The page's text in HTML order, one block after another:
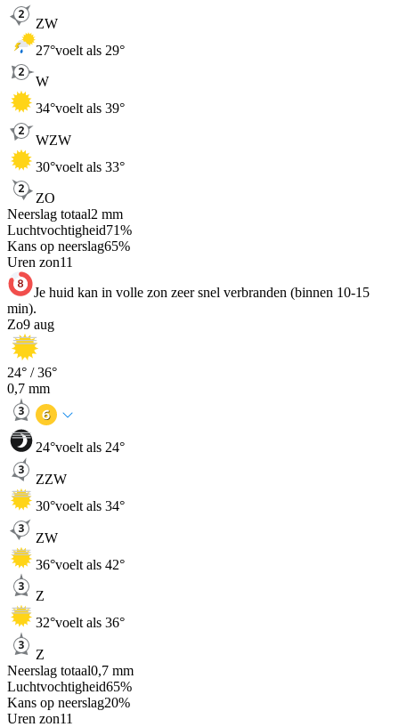
ZW
27°voelt als 29°
W
34°voelt als 39°
WZW
30°voelt als 33°
ZO
Neerslag totaal2 mm
Luchtvochtigheid71%
Kans op neerslag65%
Uren zon11
Je huid kan in volle zon zeer snel verbranden (binnen 10-15
min).
Zo9 aug
24° /36°
0,7 mm
24°voelt als 24°
ZZW
30°voelt als 34°
ZW
36°voelt als 42°
Z
32°voelt als 36°
Z
Neerslag totaal0,7 mm
Luchtvochtigheid65%
Kans op neerslag20%
Uren zon11